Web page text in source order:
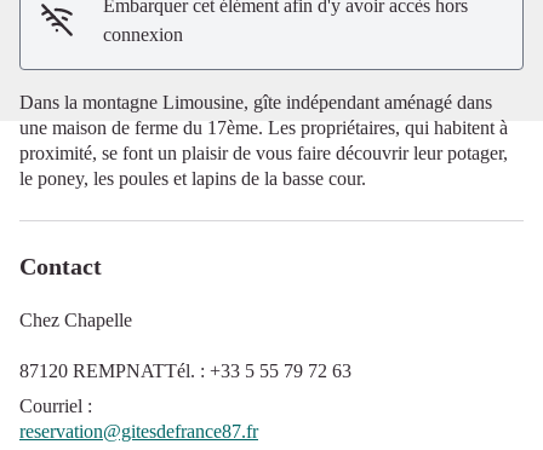
Embarquer cet élément afin d'y avoir accès hors
connexion
Dans la montagne Limousine, gîte indépendant aménagé dans
une maison de ferme du 17ème. Les propriétaires, qui habitent à
proximité, se font un plaisir de vous faire découvrir leur potager,
le poney, les poules et lapins de la basse cour.
Contact
Chez Chapelle
87120 REMPNATTél. : +33 5 55 79 72 63
Courriel :
reservation@gitesdefrance87.fr